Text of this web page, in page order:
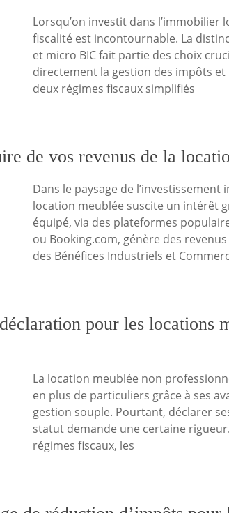
Lorsqu’on investit dans l’immobilier
fiscalité est incontournable. La
et micro BIC fait partie des choix
directement la gestion des impôts
deux régimes fiscaux simplifiés
de vos revenus de la
Dans le paysage de
location meublée suscite un intérêt
équipé, via des plateformes
ou Booking.com, génère des
des Bénéfices Industriels et
pour les locations
La location meublée non
en plus de particuliers grâce à ses
gestion souple. Pourtant, déclarer
statut demande une certaine
régimes fiscaux, les